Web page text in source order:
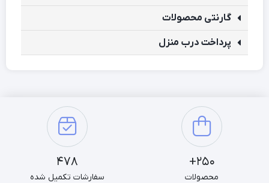
گارنتی محصولات
پرداخت درب منزل
250+
محصولات
478
سفارشات تکمیل شده